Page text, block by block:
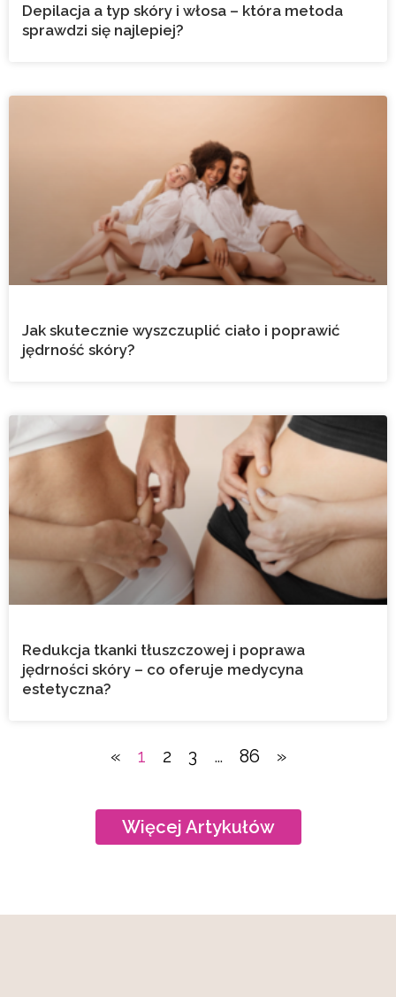
Depilacja a typ skóry i włosa – która metoda
sprawdzi się najlepiej?
Jak skutecznie wyszczuplić ciało i poprawić
jędrność skóry?
Redukcja tkanki tłuszczowej i poprawa
jędrności skóry – co oferuje medycyna
estetyczna?
« 1 2 3 … 86 »
Więcej Artykułów